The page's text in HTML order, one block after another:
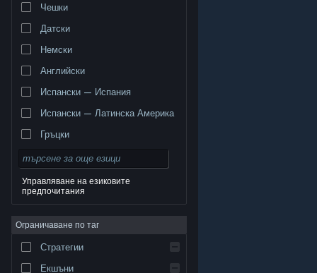
търговски марки принадлежат на съответните им
собственици в САЩ и други страни.
поверителност|Юридическа информация|
Достъпност|Условия за ползване на Steam
Възстановявания|Бисквитки
Чешки
Датски
Немски
Английски
Испански — Испания
Испански — Латинска Америка
Гръцки
Управляване на езиковите
предпочитания
Ограничаване по таг
Стратегии
Екшъни